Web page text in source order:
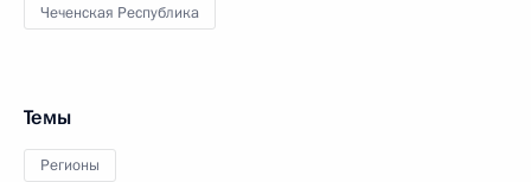
Чеченская Республика
Темы
Регионы